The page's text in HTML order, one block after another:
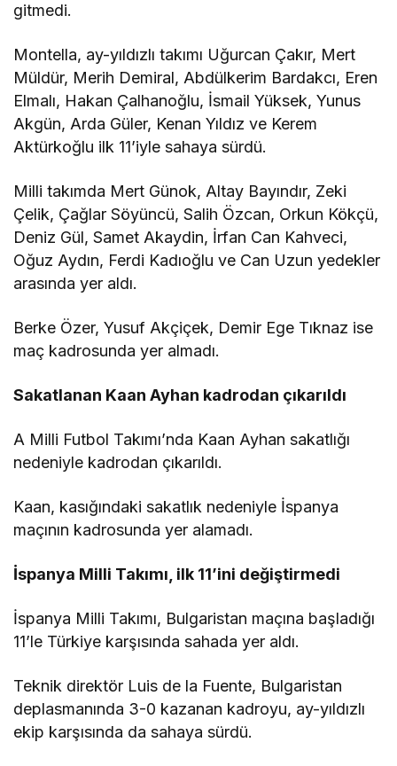
gitmedi.
Montella, ay-yıldızlı takımı Uğurcan Çakır, Mert
Müldür, Merih Demiral, Abdülkerim Bardakcı, Eren
Elmalı, Hakan Çalhanoğlu, İsmail Yüksek, Yunus
Akgün, Arda Güler, Kenan Yıldız ve Kerem
Aktürkoğlu ilk 11’iyle sahaya sürdü.
Milli takımda Mert Günok, Altay Bayındır, Zeki
Çelik, Çağlar Söyüncü, Salih Özcan, Orkun Kökçü,
Deniz Gül, Samet Akaydin, İrfan Can Kahveci,
Oğuz Aydın, Ferdi Kadıoğlu ve Can Uzun yedekler
arasında yer aldı.
Berke Özer, Yusuf Akçiçek, Demir Ege Tıknaz ise
maç kadrosunda yer almadı.
Sakatlanan Kaan Ayhan kadrodan çıkarıldı
A Milli Futbol Takımı’nda Kaan Ayhan sakatlığı
nedeniyle kadrodan çıkarıldı.
Kaan, kasığındaki sakatlık nedeniyle İspanya
maçının kadrosunda yer alamadı.
İspanya Milli Takımı, ilk 11’ini değiştirmedi
İspanya Milli Takımı, Bulgaristan maçına başladığı
11’le Türkiye karşısında sahada yer aldı.
Teknik direktör Luis de la Fuente, Bulgaristan
deplasmanında 3-0 kazanan kadroyu, ay-yıldızlı
ekip karşısında da sahaya sürdü.